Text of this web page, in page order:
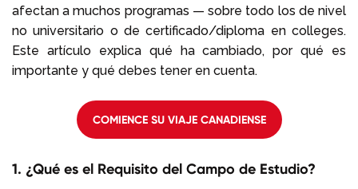
afectan a muchos programas — sobre todo los de nivel
no universitario o de certificado/diploma en colleges.
Este artículo explica qué ha cambiado, por qué es
importante y qué debes tener en cuenta.
COMIENCE SU VIAJE CANADIENSE
1. ¿Qué es el Requisito del Campo de Estudio?